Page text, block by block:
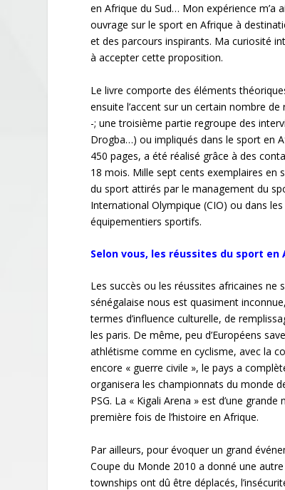
en Afrique du Sud… Mon expérience m’a
ouvrage sur le sport en Afrique à
et des parcours inspirants. Ma curiosité
à accepter cette proposition.
Le livre comporte des éléments
ensuite l’accent sur un certain nombre
-; une troisième partie regroupe des
Drogba…) ou impliqués dans le sport en
450 pages, a été réalisé grâce à des
18 mois. Mille sept cents exemplaires en
du sport attirés par le management du
International Olympique (CIO) ou dans
équipementiers sportifs.
Selon vous, les réussites du sport
Les succès ou les réussites africaines
sénégalaise nous est quasiment
termes d’influence culturelle, de
les paris. De même, peu d’Européens
athlétisme comme en cyclisme, avec la
encore « guerre civile », le pays a
organisera les championnats du monde
PSG. La « Kigali Arena » est d’une
première fois de l’histoire en Afrique.
Par ailleurs, pour évoquer un grand
Coupe du Monde 2010 a donné une
townships ont dû être déplacés,